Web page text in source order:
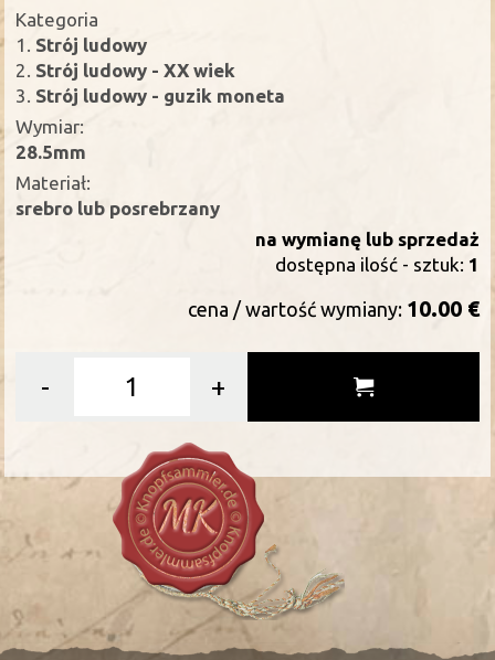
Kategoria
1.
Strój ludowy
2. Strój ludowy - XX wiek
3. Strój ludowy - guzik moneta
Wymiar:
28.5mm
Materiał:
srebro lub posrebrzany
na wymianę lub sprzedaż
dostępna ilość - sztuk: 1
cena / wartość wymiany: 10.00 €
- +